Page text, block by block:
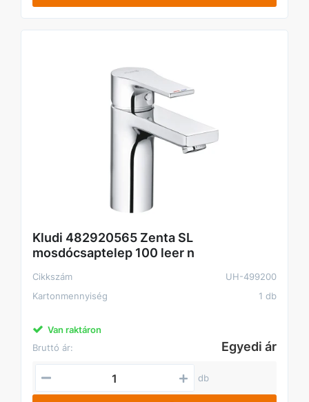
Kludi 482920565 Zenta SL
mosdócsaptelep 100 leer n
Cikkszám
UH-499200
Kartonmennyiség
1 db
Van raktáron
Bruttó ár:
Egyedi ár
db